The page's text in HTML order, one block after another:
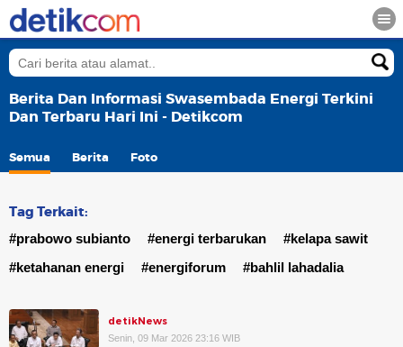
Berita Dan Informasi Swasembada Energi Terkini
Dan Terbaru Hari Ini - Detikcom
Semua Berita Foto
Tag Terkait:
#prabowo subianto #energi terbarukan
#kelapa sawit
#ketahanan energi
#energiforum #bahlil lahadalia
detikNews
Senin, 09 Mar 2026 23:16 WIB